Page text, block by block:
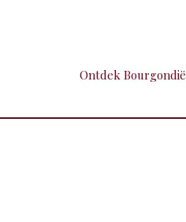
Ontdek Bourgondië